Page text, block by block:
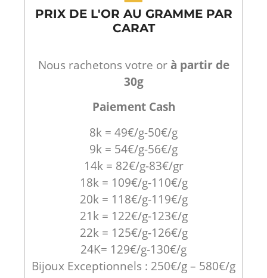
PRIX DE L'OR AU GRAMME PAR
CARAT
Nous rachetons votre orà partir de
30g
Paiement Cash
8k = 49€/g-50€/g
9k = 54€/g-56€/g
14k = 82€/g-83€/gr
18k = 109€/g-110€/g
20k = 118€/g-119€/g
21k = 122€/g-123€/g
22k = 125€/g-126€/g
24K= 129€/g-130€/g
Bijoux Exceptionnels : 250€/g – 580€/g